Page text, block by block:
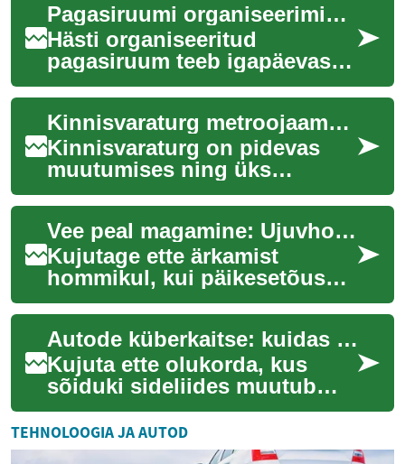
Pagasiruumi organiseerimine: funktsionaalsete lahenduste planeerimine
Hästi organiseeritud
pagasiruum teeb igapäevase
sõidu mugavamaks,
turvalisemaks ja tõhusamaks.
Selles artiklis käsitl...
Kinnisvaraturg metroojaamade läheduses: kasvav trend linnastumise ajastul
Kinnisvaraturg on pidevas
muutumises ning üks
huvitavamaid trende viimastel
aastatel on olnud
kinnisvaraarenduste koo...
Vee peal magamine: Ujuvhotellide uus ajastu
Kujutage ette ärkamist
hommikul, kui päikesetõus
peegeldub vee pinnal ja
lained õrnalt loksuvad vastu
teie majutuskoh...
Autode küberkaitse: kuidas sõidukid muutuvad turvalisemaks
Kujuta ette olukorda, kus
sõiduki sideliides muutub
haavatavaks ja sinu isiklik
teave ning liikumismuster
satuvad oht...
TEHNOLOOGIA JA AUTOD